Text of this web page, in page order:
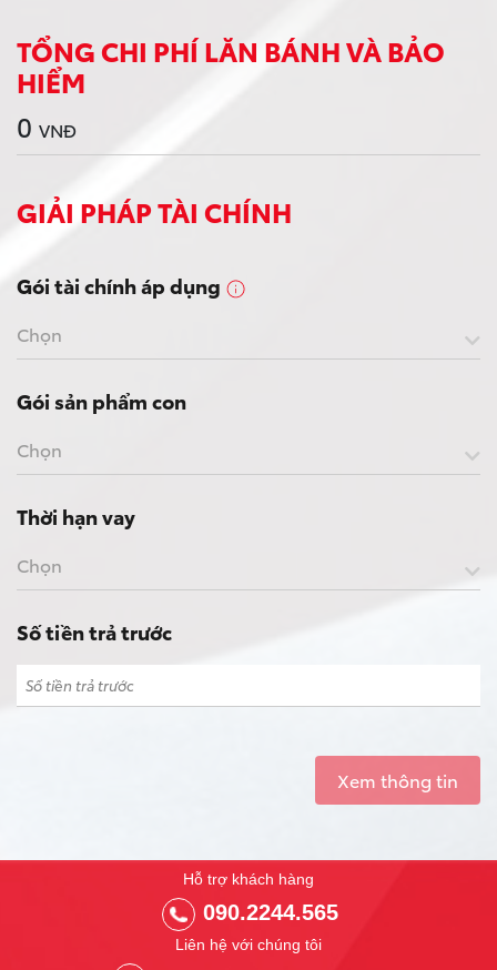
TỔNG CHI PHÍ LĂN BÁNH VÀ BẢO
HIỂM
0 VNĐ
GIẢI PHÁP TÀI CHÍNH
Gói tài chính áp dụng
Chọn
Gói sản phẩm con
Chọn
Thời hạn vay
Chọn
Số tiền trả trước
Xem thông tin
Hỗ trợ khách hàng
090.2244.565
Liên hệ với chúng tôi